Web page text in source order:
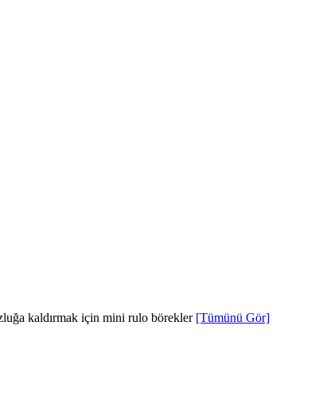
kaldırmak için mini rulo börekler [Tümünü Gör]